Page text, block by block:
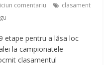
comentariu
clasament
etape pentru a lăsa loc
la campionatele
clasamentul